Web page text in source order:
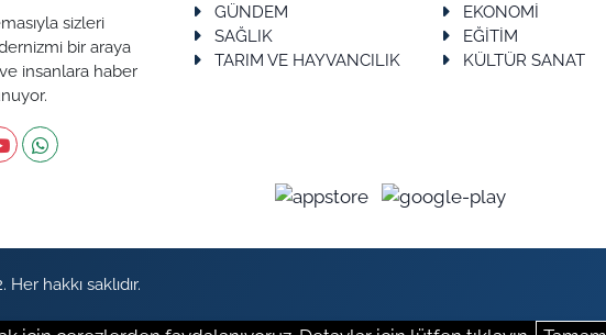
sizleri
bir araya
insanlara haber
GÜNDEM
EKONOMİ
SAĞLIK
EĞİTİM
TARIM VE HAYVANCILIK
KÜLTÜR SANAT
hakkı saklıdır.